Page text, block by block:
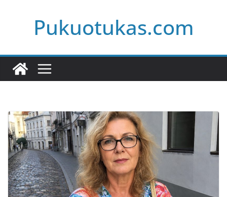
Pukuotukas.com